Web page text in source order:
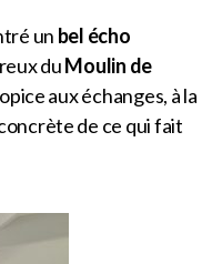
un bel écho
duMoulin de
aux échanges, à la
de ce qui fait